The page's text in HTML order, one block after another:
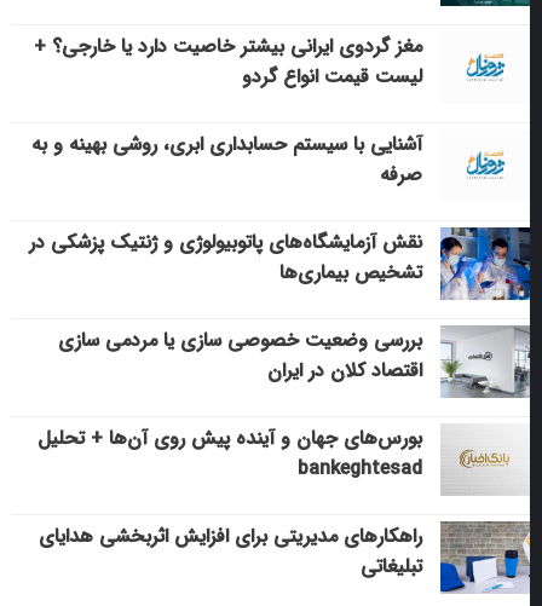
مغز گردوی ایرانی بیشتر خاصیت دارد یا خارجی؟ +
لیست قیمت انواع گردو
آشنایی با سیستم حسابداری ابری، روشی بهینه و به
صرفه
نقش آزمایشگاه‌های پاتوبیولوژی و ژنتیک پزشکی در
تشخیص بیماری‌ها
بررسی وضعیت خصوصی سازی یا مردمی سازی
اقتصاد کلان در ایران
بورس‌های جهان و آینده پیش روی آن‌ها + تحلیل
bankeghtesad
راهکارهای مدیریتی برای افزایش اثربخشی هدایای
تبلیغاتی